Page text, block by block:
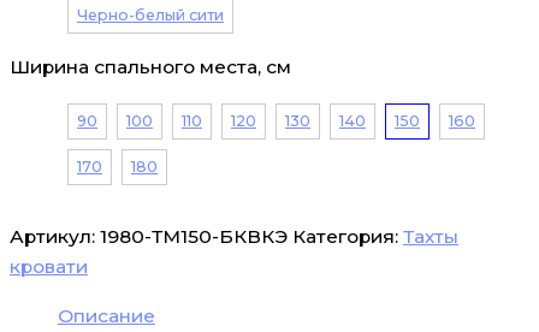
Черно-белый сити
Ширина спального места, см
90 100 110 120 130 140 150 160
170 180
Артикул: 1980-ТМ150-БКВКЭ Категория: Тахты
кровати
Описание